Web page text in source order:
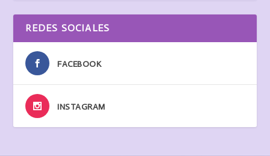
REDES SOCIALES
FACEBOOK
INSTAGRAM